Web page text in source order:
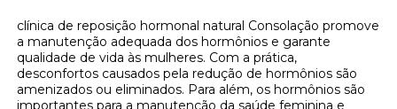
clínica de reposição hormonal natural Consolação promove
a manutenção adequada dos hormônios e garante
qualidade de vida às mulheres. Com a prática,
desconfortos causados pela redução de hormônios são
amenizados ou eliminados. Para além, os hormônios são
importantes para a manutenção da saúde feminina e